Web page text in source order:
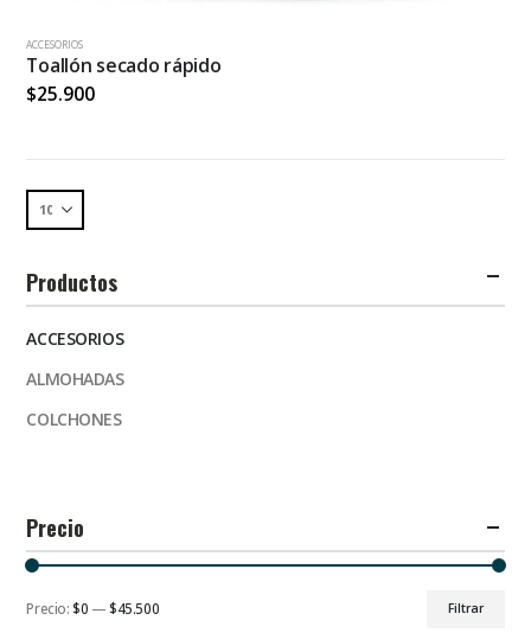
ACCESORIOS
Toallón secado rápido
$25.900
Productos
ACCESORIOS
ALMOHADAS
COLCHONES
Precio
Precio
Precio
Filtrar
Precio:$0 —$45.500